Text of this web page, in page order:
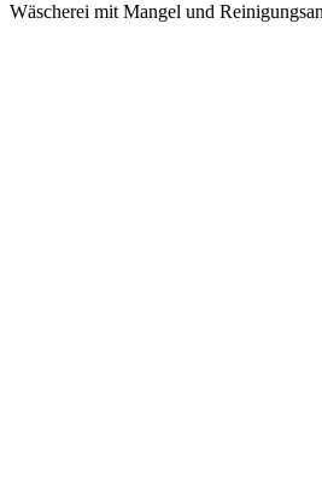
Wäscherei mit Mangel und